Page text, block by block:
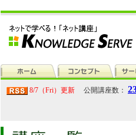
8/7（Fri）更新 公開講座数：